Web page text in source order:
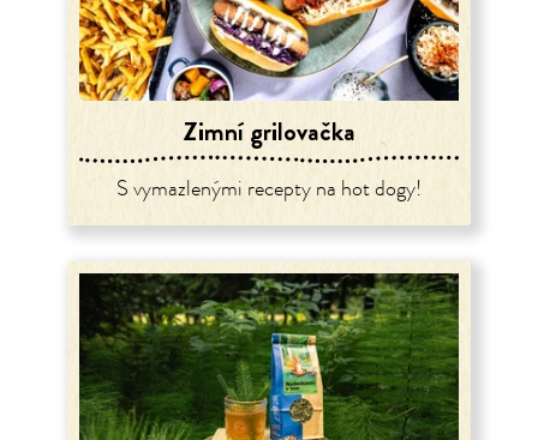
Zimní grilovačka
S vymazlenými recepty na hot dogy!